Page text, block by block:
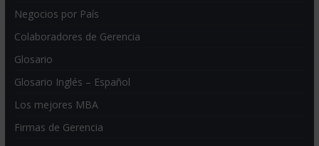
Negocios por País
Colaboradores de Gerencia
Glosario
Glosario Inglés – Español
Los mejores MBA
Firmas de Gerencia